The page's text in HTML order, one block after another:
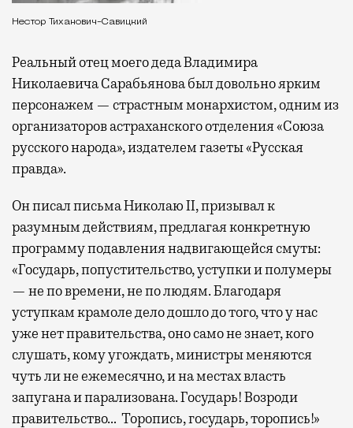
Нестор Тиханович-Савицкий
Реальный отец моего деда Владимира
Николаевича Сарабьянова был довольно ярким
персонажем — страстным монархистом, одним из
организаторов астраханского отделения «Союза
русского народа», издателем газеты «Русская
правда».
Он писал письма Николаю II, призывал к
разумным действиям, предлагая конкретную
программу подавления надвигающейся смуты:
«Государь, попустительство, уступки и полумеры
— не по времени, не по людям. Благодаря
уступкам крамоле дело дошло до того, что у нас
уже нет правительства, оно само не знает, кого
слушать, кому угождать, министры меняются
чуть ли не ежемесячно, и на местах власть
запугана и парализована. Государь! Возроди
правительство… Торопись, государь, торопись!»